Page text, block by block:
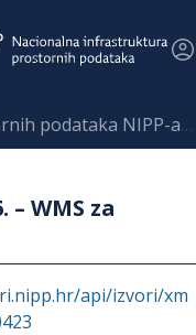
podataka NIPP-a
WMS za
api/izvori/xm